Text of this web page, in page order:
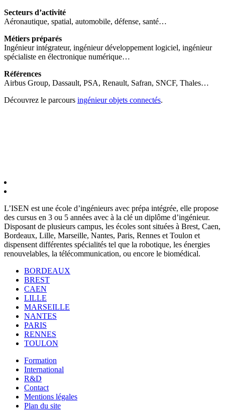
Secteurs d’activité
Aéronautique, spatial, automobile, défense, santé…
Métiers préparés
Ingénieur intégrateur, ingénieur développement logiciel, ingénieur
spécialiste en électronique numérique…
Références
Airbus Group, Dassault, PSA, Renault, Safran, SNCF, Thales…
Découvrez le parcours ingénieur objets connectés.
L’ISEN est une école d’ingénieurs avec prépa intégrée, elle propose
des cursus en 3 ou 5 années avec à la clé un diplôme d’ingénieur.
Disposant de plusieurs campus, les écoles sont situées à Brest, Caen,
Bordeaux, Lille, Marseille, Nantes, Paris, Rennes et Toulon et
dispensent différentes spécialités tel que la robotique, les énergies
renouvelables, la télécommunication, ou encore le biomédical.
BORDEAUX
BREST
CAEN
LILLE
MARSEILLE
NANTES
PARIS
RENNES
TOULON
Formation
International
R&D
Contact
Mentions légales
Plan du site